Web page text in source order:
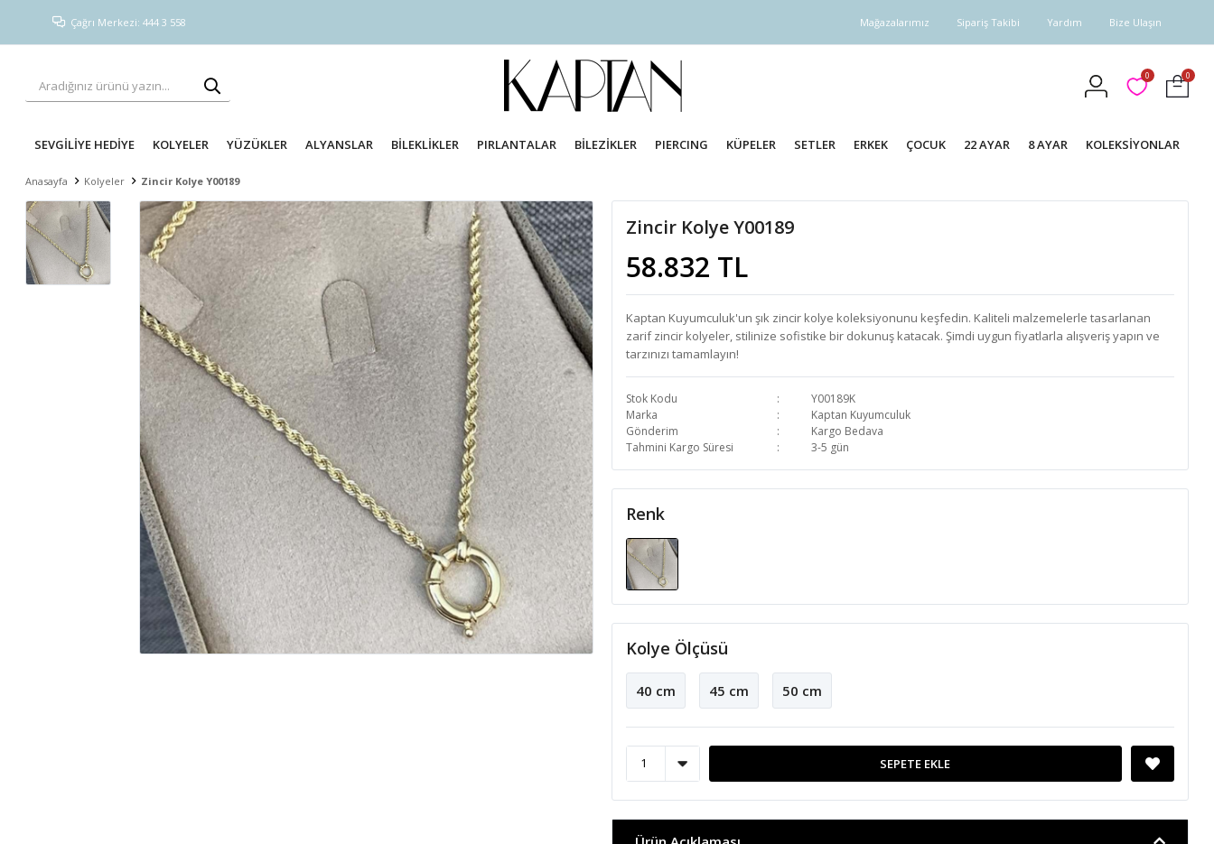
Çağrı Merkezi: 444 3 558 Mağazalarımız Sipariş Takibi Yardım Bize Ulaşın
0 0
SEVGİLİYE HEDİYE KOLYELER YÜZÜKLER ALYANSLAR BİLEKLİKLER PIRLANTALAR BİLEZİKLER PIERCING KÜPELER SETLER ERKEK ÇOCUK 22 AYAR 8 AYAR KOLEKSİYONLAR
Anasayfa Kolyeler Zincir Kolye Y00189
Zincir Kolye Y00189
58.832 TL
Kaptan Kuyumculuk'un şık zincir kolye koleksiyonunu keşfedin. Kaliteli malzemelerle tasarlanan
zarif zincir kolyeler, stilinize sofistike bir dokunuş katacak. Şimdi uygun fiyatlarla alışveriş yapın ve
tarzınızı tamamlayın!
Stok Kodu
Y00189K
Marka
Kaptan Kuyumculuk
Gönderim
Kargo Bedava
Tahmini Kargo Süresi
3-5 gün
Renk
Kolye Ölçüsü
40 cm 45 cm 50 cm
SEPETE EKLE